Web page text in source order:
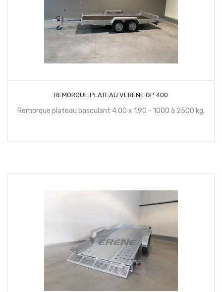
REMORQUE PLATEAU VERENE GP 400
Remorque plateau basculant 4.00 x 1.90 - 1000 à 2500 kg.